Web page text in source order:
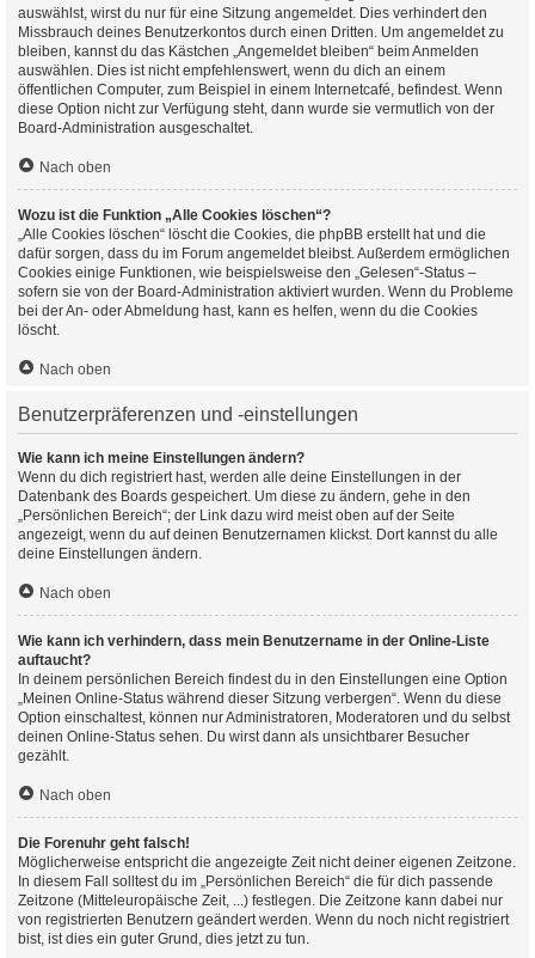
auswählst, wirst du nur für eine Sitzung angemeldet. Dies verhindert den
Missbrauch deines Benutzerkontos durch einen Dritten. Um angemeldet zu
bleiben, kannst du das Kästchen „Angemeldet bleiben“ beim Anmelden
auswählen. Dies ist nicht empfehlenswert, wenn du dich an einem
öffentlichen Computer, zum Beispiel in einem Internetcafé, befindest. Wenn
diese Option nicht zur Verfügung steht, dann wurde sie vermutlich von der
Board-Administration ausgeschaltet.
Nach oben
Wozu ist die Funktion „Alle Cookies löschen“?
„Alle Cookies löschen“ löscht die Cookies, die phpBB erstellt hat und die
dafür sorgen, dass du im Forum angemeldet bleibst. Außerdem ermöglichen
Cookies einige Funktionen, wie beispielsweise den „Gelesen“-Status –
sofern sie von der Board-Administration aktiviert wurden. Wenn du Probleme
bei der An- oder Abmeldung hast, kann es helfen, wenn du die Cookies
löscht.
Nach oben
Benutzerpräferenzen und -einstellungen
Wie kann ich meine Einstellungen ändern?
Wenn du dich registriert hast, werden alle deine Einstellungen in der
Datenbank des Boards gespeichert. Um diese zu ändern, gehe in den
„Persönlichen Bereich“; der Link dazu wird meist oben auf der Seite
angezeigt, wenn du auf deinen Benutzernamen klickst. Dort kannst du alle
deine Einstellungen ändern.
Nach oben
Wie kann ich verhindern, dass mein Benutzername in der Online-Liste
auftaucht?
In deinem persönlichen Bereich findest du in den Einstellungen eine Option
„Meinen Online-Status während dieser Sitzung verbergen“. Wenn du diese
Option einschaltest, können nur Administratoren, Moderatoren und du selbst
deinen Online-Status sehen. Du wirst dann als unsichtbarer Besucher
gezählt.
Nach oben
Die Forenuhr geht falsch!
Möglicherweise entspricht die angezeigte Zeit nicht deiner eigenen Zeitzone.
In diesem Fall solltest du im „Persönlichen Bereich“ die für dich passende
Zeitzone (Mitteleuropäische Zeit, ...) festlegen. Die Zeitzone kann dabei nur
von registrierten Benutzern geändert werden. Wenn du noch nicht registriert
bist, ist dies ein guter Grund, dies jetzt zu tun.